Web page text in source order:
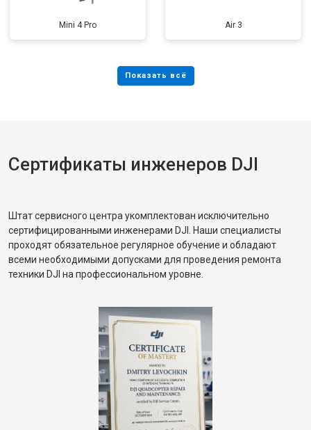
Mini 4 Pro Air 3
Сертификаты инженеров DJI
Штат сервисного центра укомплектован исключительно
сертифицированными инженерами DJI. Наши специалисты
проходят обязательное регулярное обучение и обладают
всеми необходимыми допусками для проведения ремонта
техники DJI на профессиональном уровне.